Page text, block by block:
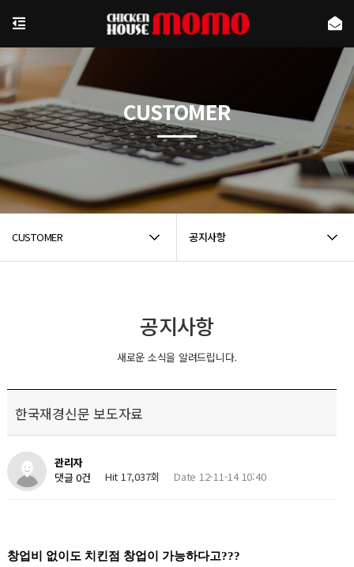
CUSTOMER 공지사항
CUSTOMER
공지사항
새로운 소식을 알려드립니다.
한국재경신문 보도자료
관리자
댓글 0건
Hit 17,037회 Date 12-11-14 10:40
창업비 없이도 치킨점 창업이 가능하다고???